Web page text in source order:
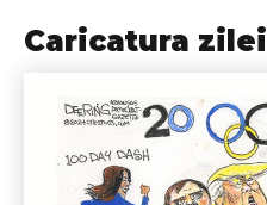
Caricatura zilei